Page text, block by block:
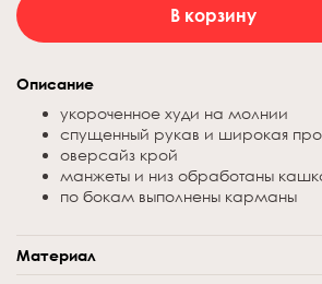
В корзину
Описание
укороченное худи на молнии
спущенный рукав и широкая
оверсайз крой
манжеты и низ обработаны
по бокам выполнены карманы
Материал